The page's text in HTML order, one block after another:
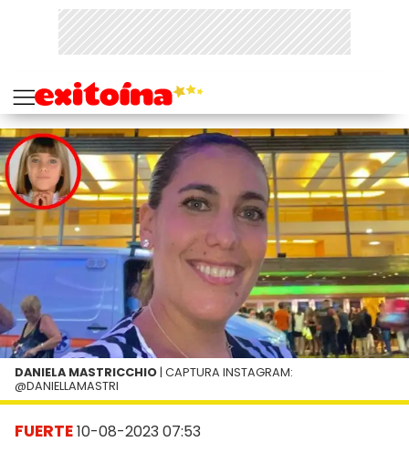
FUERTE10-08-2023 07:53
DANIELA MASTRICCHIO | CAPTURA INSTAGRAM:
@DANIELLAMASTRI